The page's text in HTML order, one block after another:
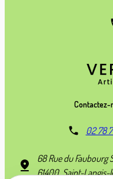
Contactez-
02 78
68 Rue du Faubourg
61400 Saint-Langis-